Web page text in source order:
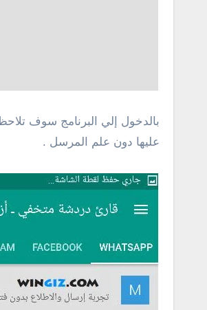
بالدخول إلي البرنامج سوف
عليها دون علم المرسل .